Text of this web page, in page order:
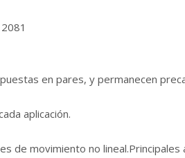
en pares, y permanecen
aplicación.
de movimiento no lineal.Principales